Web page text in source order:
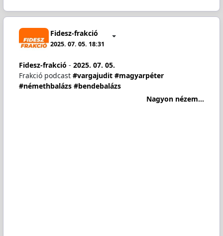
Fidesz-frakció
2025. 07. 05. 18:31
Fidesz-frakció - 2025. 07. 05.
Frakció podcast #vargajudit #magyarpéter
#némethbalázs #bendebalázs
Nagyon nézem...